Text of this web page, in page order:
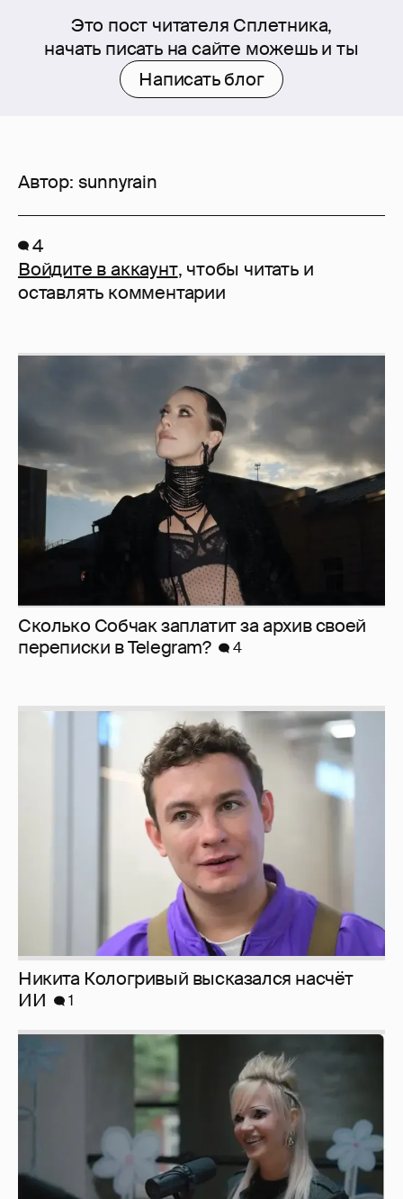
Это пост читателя Сплетника,
начать писать на сайте можешь и ты
Написать блог
Автор: sunnyrain
4
Войдите в аккаунт, чтобы читать и
оставлять комментарии
Сколько Собчак заплатит за архив своей
перeписки в Telegram?
4
Никита Кологривый высказался насчёт
ИИ
1